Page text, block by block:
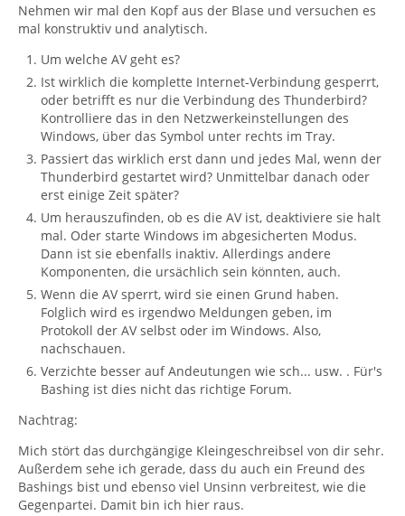
Nehmen wir mal den Kopf aus der Blase und versuchen es
mal konstruktiv und analytisch.
Um welche AV geht es?
Ist wirklich die komplette Internet-Verbindung gesperrt,
oder betrifft es nur die Verbindung des Thunderbird?
Kontrolliere das in den Netzwerkeinstellungen des
Windows, über das Symbol unter rechts im Tray.
Passiert das wirklich erst dann und jedes Mal, wenn der
Thunderbird gestartet wird? Unmittelbar danach oder
erst einige Zeit später?
Um herauszufinden, ob es die AV ist, deaktiviere sie halt
mal. Oder starte Windows im abgesicherten Modus.
Dann ist sie ebenfalls inaktiv. Allerdings andere
Komponenten, die ursächlich sein könnten, auch.
Wenn die AV sperrt, wird sie einen Grund haben.
Folglich wird es irgendwo Meldungen geben, im
Protokoll der AV selbst oder im Windows. Also,
nachschauen.
Verzichte besser auf Andeutungen wie sch... usw. . Für's
Bashing ist dies nicht das richtige Forum.
Nachtrag:
Mich stört das durchgängige Kleingeschreibsel von dir sehr.
Außerdem sehe ich gerade, dass du auch ein Freund des
Bashings bist und ebenso viel Unsinn verbreitest, wie die
Gegenpartei. Damit bin ich hier raus.